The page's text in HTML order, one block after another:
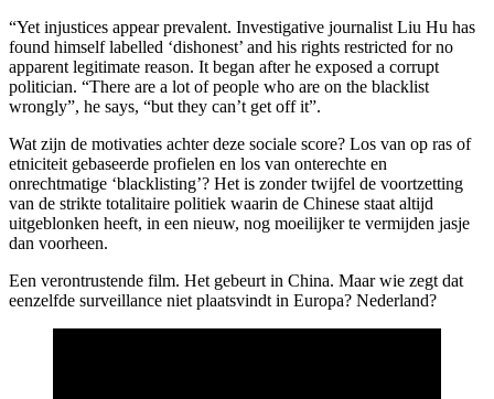
“Yet injustices appear prevalent. Investigative journalist Liu Hu has
found himself labelled ‘dishonest’ and his rights restricted for no
apparent legitimate reason. It began after he exposed a corrupt
politician. “There are a lot of people who are on the blacklist
wrongly”, he says, “but they can’t get off it”.
Wat zijn de motivaties achter deze sociale score? Los van op ras of
etniciteit gebaseerde profielen en los van onterechte en
onrechtmatige ‘blacklisting’? Het is zonder twijfel de voortzetting
van de strikte totalitaire politiek waarin de Chinese staat altijd
uitgeblonken heeft, in een nieuw, nog moeilijker te vermijden jasje
dan voorheen.
Een verontrustende film. Het gebeurt in China. Maar wie zegt dat
eenzelfde surveillance niet plaatsvindt in Europa? Nederland?